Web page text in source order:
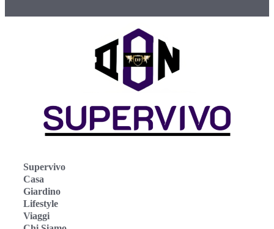
Supervivo
Casa
Giardino
Lifestyle
Viaggi